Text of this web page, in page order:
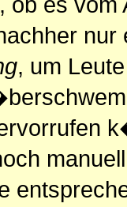
, um